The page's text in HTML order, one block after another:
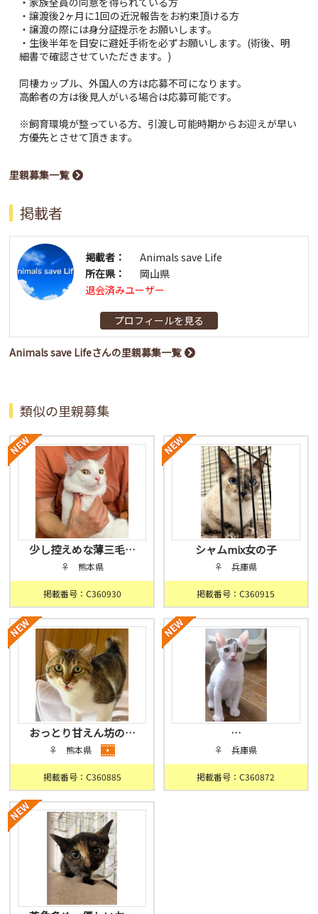
・譲渡後2ヶ月に1回の近況報告をお約束頂ける方
・譲渡の際には身分証提示をお願いします。
・生後半年を目安に避妊手術を必ずお願いします。(術後、明
細書で確認させていただきます。)
同棲カップル、外国人の方は応募不可になります。
高齢者の方は後見人がいる場合は応募可能です。
※飼育環境が整っている方、引渡し可能時期からお迎えが早い
方優先とさせて頂きます。
里親募集一覧
掲載者
掲載者：
Animals save Life
所在県：
岡山県
退会済みユーザー
プロフィールを見る
Animals save Lifeさんの里親募集一覧
類似の里親募集
少し控えめな薄三毛…
♀ 熊本県
掲載番号：C360930
シャムmix女の子
♀ 兵庫県
掲載番号：C360915
おっとり甘えん坊の…
♀ 熊本県
掲載番号：C360885
…
♀ 兵庫県
掲載番号：C360872